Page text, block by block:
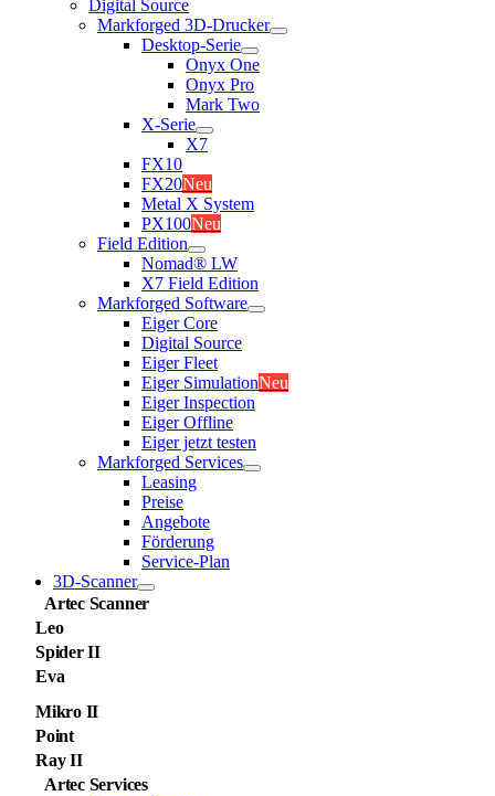
Digital Source
Markforged 3D-Drucker
Desktop-Serie
Onyx One
Onyx Pro
Mark Two
X-Serie
X7
FX10
FX20Neu
Metal X System
PX100Neu
Field Edition
Nomad® LW
X7 Field Edition
Markforged Software
Eiger Core
Digital Source
Eiger Fleet
Eiger SimulationNeu
Eiger Inspection
Eiger Offline
Eiger jetzt testen
Markforged Services
Leasing
Preise
Angebote
Förderung
Service-Plan
3D-Scanner
Artec Scanner
Leo
Spider II
Eva
Mikro II
Point
Ray II
Artec Services